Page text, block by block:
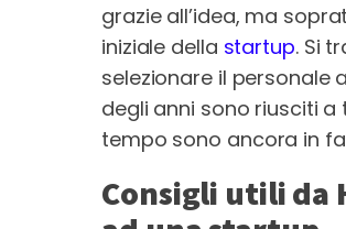
grazie all’idea, ma
iniziale della startup. Si
selezionare il personale
degli anni sono riusciti
tempo sono ancora in
Consigli utili da